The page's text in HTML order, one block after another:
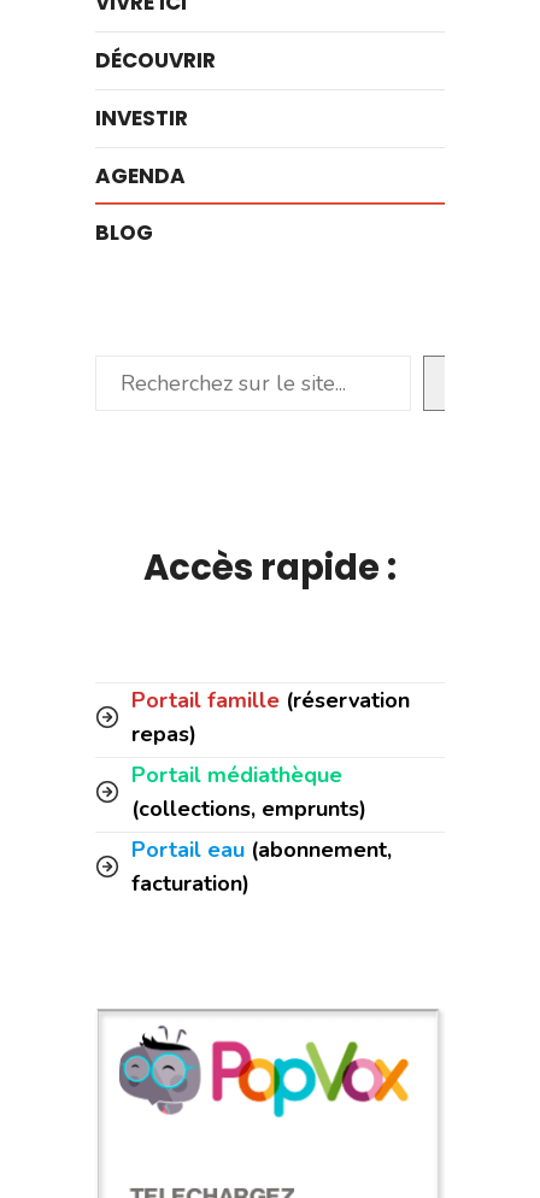
DÉCOUVRIR
INVESTIR
AGENDA
BLOG
Rechercher
Accès rapide :
Portail famille (réservation
repas)
Portail médiathèque
(collections, emprunts)
Portail eau (abonnement,
facturation)